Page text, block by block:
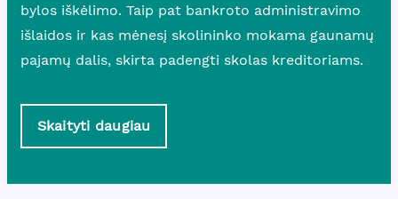
bylos iškėlimo. Taip pat bankroto administravimo
išlaidos ir kas mėnesį skolininko mokama gaunamų
pajamų dalis, skirta padengti skolas kreditoriams.
Skaityti daugiau